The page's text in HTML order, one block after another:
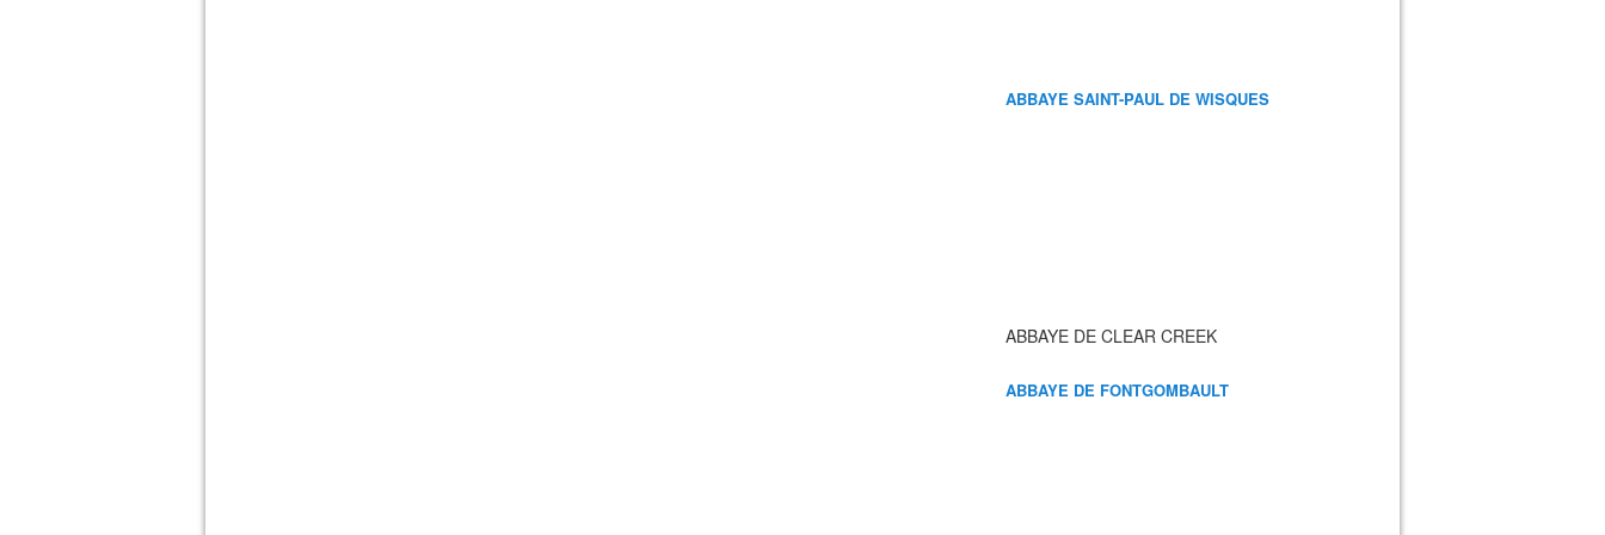
ABBAYE SAINT-PAUL DE WISQUES
ABBAYE DE CLEAR CREEK
ABBAYE DE FONTGOMBAULT